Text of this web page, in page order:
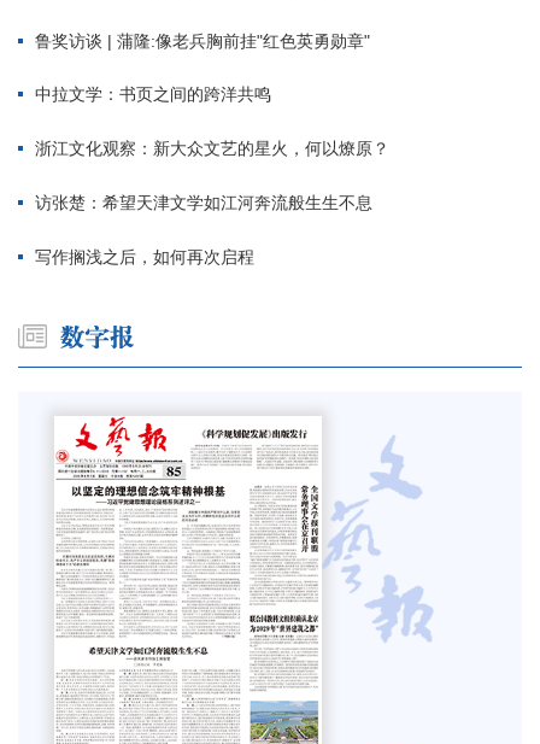
鲁奖访谈 | 蒲隆:像老兵胸前挂"红色英勇勋章"
中拉文学：书页之间的跨洋共鸣
浙江文化观察：新大众文艺的星火，何以燎原？
访张楚：希望天津文学如江河奔流般生生不息
写作搁浅之后，如何再次启程